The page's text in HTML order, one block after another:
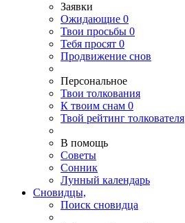
Заявки
Ожидающие 0
Твои просьбы 0
Тебя просят 0
Продвижение снов
Персональное
Твои толкования
К твоим снам 0
Твой рейтинг толкователя
В помощь
Советы
Сонник
Лунный календарь
Сновидцы,
Поиск сновидца